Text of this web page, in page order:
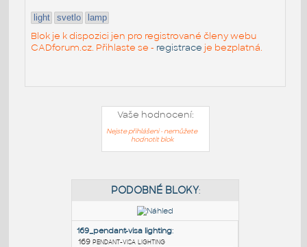
light svetlo lamp
Blok je k dispozici jen pro registrované členy webu
CADforum.cz. Přihlaste se - registrace je bezplatná.
Vaše hodnocení:
Nejste přihlášeni - nemůžete
hodnotit blok